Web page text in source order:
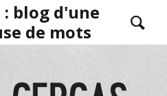
: blog d'une
de mots